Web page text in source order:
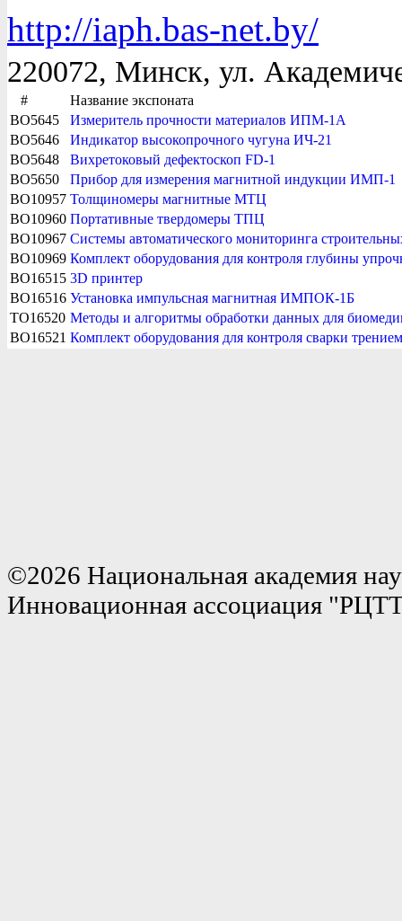
http://iaph.bas-net.by/
220072, Минск, ул.
#
Название экспоната
BO5645
Измеритель прочности материалов ИПМ-1А
BO5646
Индикатор высокопрочного чугуна ИЧ-21
BO5648
Вихретоковый дефектоскоп FD-1
BO5650
Прибор для измерения магнитной индукции ИМП-1
BO10957 Толщиномеры магнитные МТЦ
BO10960 Портативные твердомеры ТПЦ
BO10967 Системы автоматического мониторинга
BO10969 Комплект оборудования для контроля глубины
BO16515 3D принтер
BO16516 Установка импульсная магнитная ИМПОК-1Б
TO16520 Методы и алгоритмы обработки данных для
BO16521 Комплект оборудования для контроля сварки
©2026 Национальная академия
Инновационная ассоциация